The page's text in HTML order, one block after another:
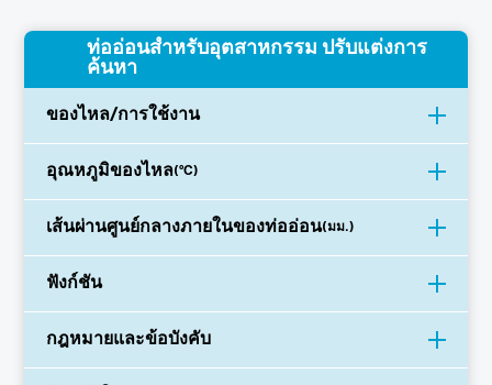
ท่ออ่อนสำหรับอุตสาหกรรม ปรับแต่งการ
ค้นหา
ของไหล/การใช้งาน
อุณหภูมิของไหล(°C)
เส้นผ่านศูนย์กลางภายในของท่ออ่อน(มม.)
ฟังก์ชัน
กฎหมายและข้อบังคับ